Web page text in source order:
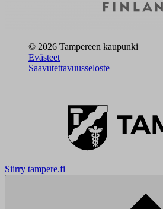
© 2026 Tampereen kaupunki
Evästeet
Saavutettavuusseloste
Siirry tampere.fi